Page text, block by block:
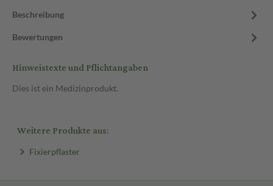
Beschreibung
Bewertungen
Hinweistexte und Pflichtangaben
Dies ist ein Medizinprodukt.
Weitere Produkte aus:
Fixierpflaster